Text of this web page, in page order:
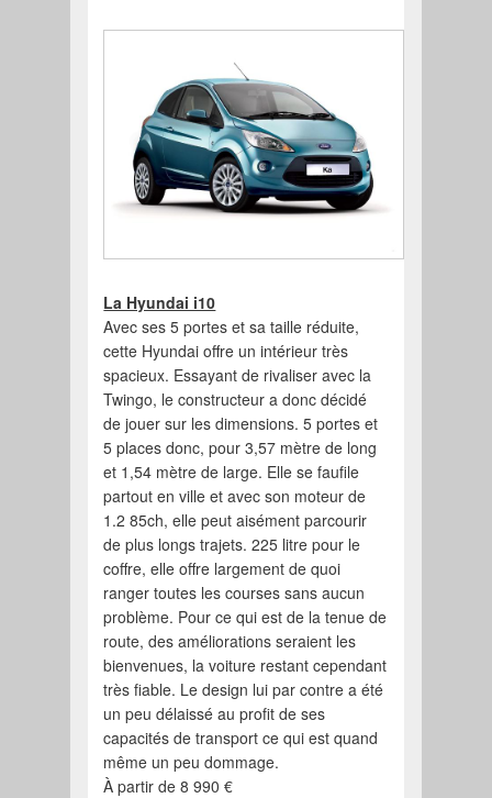
La Hyundai i10
Avec ses 5 portes et sa taille réduite,
cette Hyundai offre un intérieur très
spacieux. Essayant de rivaliser avec la
Twingo, le constructeur a donc décidé
de jouer sur les dimensions. 5 portes et
5 places donc, pour 3,57 mètre de long
et 1,54 mètre de large. Elle se faufile
partout en ville et avec son moteur de
1.2 85ch, elle peut aisément parcourir
de plus longs trajets. 225 litre pour le
coffre, elle offre largement de quoi
ranger toutes les courses sans aucun
problème. Pour ce qui est de la tenue de
route, des améliorations seraient les
bienvenues, la voiture restant cependant
très fiable. Le design lui par contre a été
un peu délaissé au profit de ses
capacités de transport ce qui est quand
même un peu dommage.
À partir de 8 990 €